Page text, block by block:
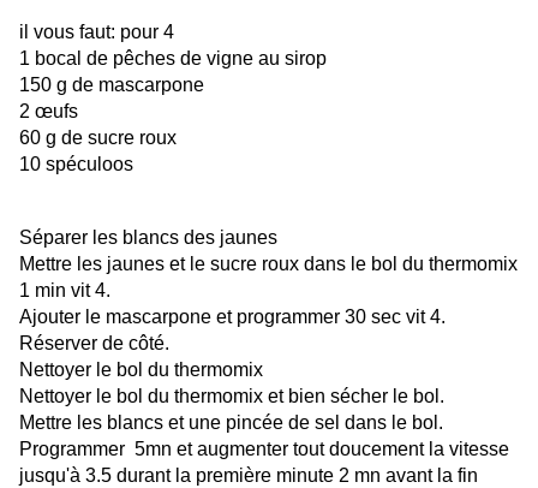
il vous faut: pour 4
1 bocal de pêches de vigne au sirop
150 g de mascarpone
2 œufs
60 g de sucre roux
10 spéculoos
Séparer les blancs des jaunes
Mettre les jaunes et le sucre roux dans le bol du thermomix
1 min vit 4.
Ajouter le mascarpone et programmer 30 sec vit 4.
Réserver de côté.
Nettoyer le bol du thermomix
Nettoyer le bol du thermomix et bien sécher le bol.
Mettre les blancs et une pincée de sel dans le bol.
Programmer 5mn et augmenter tout doucement la vitesse
jusqu'à 3.5 durant la première minute 2 mn avant la fin